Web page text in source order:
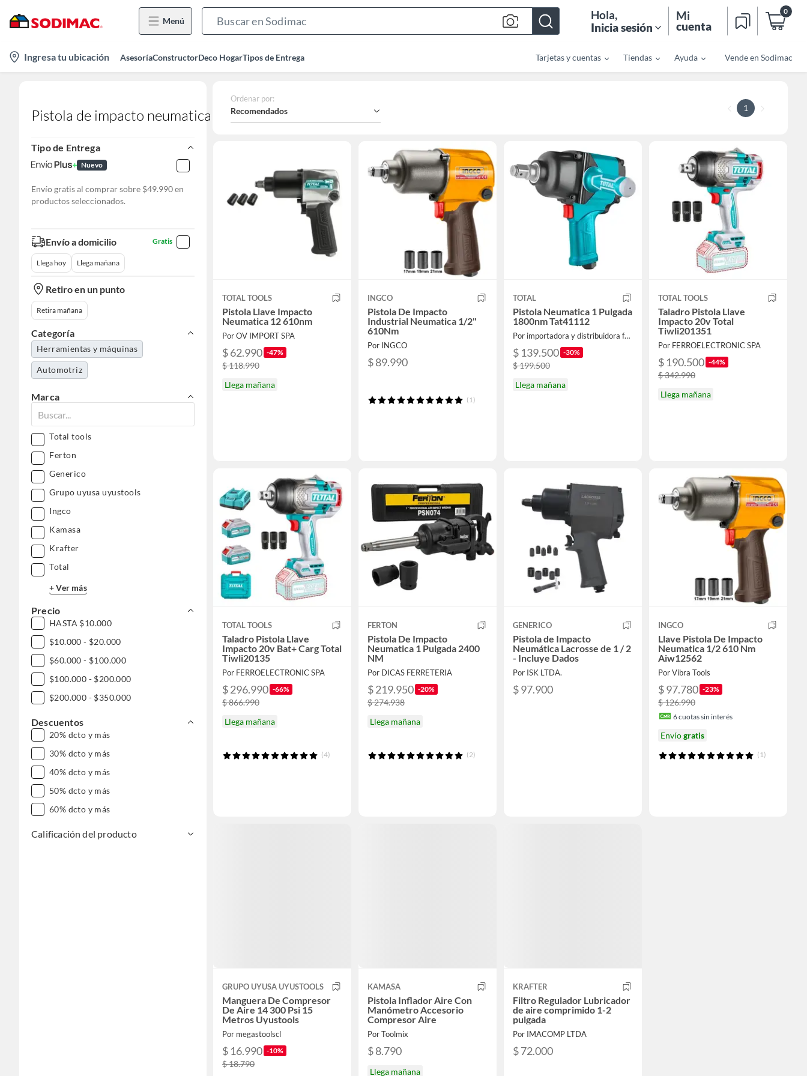
Menú
Bar
Hola,
Inicia sesión
Mi
cuenta
0
location-
icon
Ingresa tu ubicación AsesoríaConstructorDeco HogarTipos de Entrega Tarjetas y cuentas Tiendas Ayuda Vende en Sodimac
Pistola de impacto neumatica
Tipo de Entrega
Nuevo
Envío gratis al comprar sobre $49.990 en
productos seleccionados.
Envío a domicilio Gratis
Llega hoy Llega mañana
Retiro en un punto
Retira mañana
Categoría
Herramientas y máquinas
Automotriz
Marca
Total tools
Ferton
Generico
Grupo uyusa uyustools
Ingco
Kamasa
Krafter
Total
+ Ver más
Precio
HASTA $10.000
$10.000 - $20.000
$60.000 - $100.000
$100.000 - $200.000
$200.000 - $350.000
Descuentos
20% dcto y más
30% dcto y más
40% dcto y más
50% dcto y más
60% dcto y más
Calificación del producto
Ordenar por:
Recomendados 1
TOTAL TOOLS
Pistola Llave Impacto
Neumatica 12 610nm
Por OV IMPORT SPA
$ 62.990 -47%
$ 118.990
Llega mañana
INGCO
Pistola De Impacto
Industrial Neumatica 1/2"
610Nm
Por INGCO
$ 89.990
(1)
TOTAL
Pistola Neumatica 1 Pulgada
1800nm Tat41112
Por importadora y distribuidora ferroelectronic spa
$ 139.500 -30%
$ 199.500
Llega mañana
TOTAL TOOLS
Taladro Pistola Llave
Impacto 20v Total
Tiwli201351
Por FERROELECTRONIC SPA
$ 190.500 -44%
$ 342.990
Llega mañana
TOTAL TOOLS
Taladro Pistola Llave
Impacto 20v Bat+ Carg Total
Tiwli20135
Por FERROELECTRONIC SPA
$ 296.990 -66%
$ 866.990
Llega mañana
(4)
FERTON
Pistola De Impacto
Neumatica 1 Pulgada 2400
NM
Por DICAS FERRETERIA
$ 219.950 -20%
$ 274.938
Llega mañana
(2)
GENERICO
Pistola de Impacto
Neumática Lacrosse de 1 / 2
- Incluye Dados
Por ISK LTDA.
$ 97.900
INGCO
Llave Pistola De Impacto
Neumatica 1/2 610 Nm
Aiw12562
Por Vibra Tools
$ 97.780 -23%
$ 126.990
6cuotas sin interés
Envíogratis
(1)
GRUPO UYUSA UYUSTOOLS
Manguera De Compresor
De Aire 14 300 Psi 15
Metros Uyustools
Por megastoolscl
$ 16.990 -10%
$ 18.790
KAMASA
Pistola Inflador Aire Con
Manómetro Accesorio
Compresor Aire
Por Toolmix
$ 8.790
Llega mañana
KRAFTER
Filtro Regulador Lubricador
de aire comprimido 1-2
pulgada
Por IMACOMP LTDA
$ 72.000